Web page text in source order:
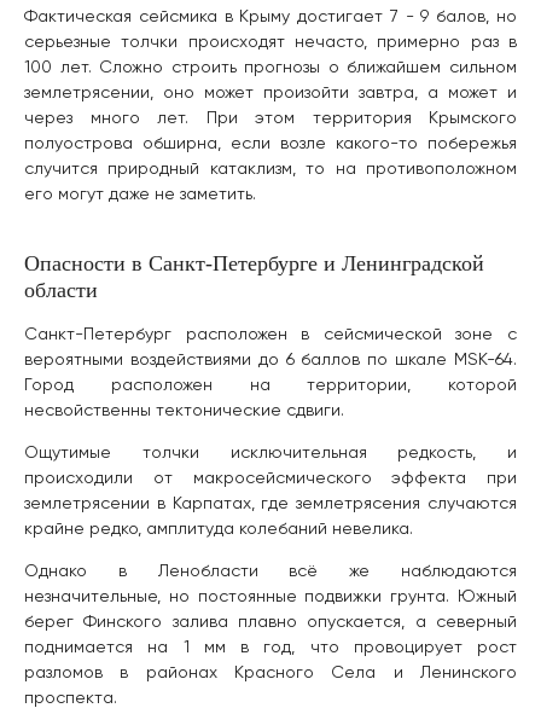
Фактическая сейсмика в Крыму достигает 7 - 9 балов, но
серьезные толчки происходят нечасто, примерно раз в
100 лет. Сложно строить прогнозы о ближайшем сильном
землетрясении, оно может произойти завтра, а может и
через много лет. При этом территория Крымского
полуострова обширна, если возле какого-то побережья
случится природный катаклизм, то на противоположном
его могут даже не заметить.
Опасности в Санкт-Петербурге и Ленинградской
области
Санкт-Петербург расположен в сейсмической зоне с
вероятными воздействиями до 6 баллов по шкале MSK-64.
Город расположен на территории, которой
несвойственны тектонические сдвиги.
Ощутимые толчки исключительная редкость, и
происходили от макросейсмического эффекта при
землетрясении в Карпатах, где землетрясения случаются
крайне редко, амплитуда колебаний невелика.
Однако в Ленобласти всё же наблюдаются
незначительные, но постоянные подвижки грунта. Южный
берег Финского залива плавно опускается, а северный
поднимается на 1 мм в год, что провоцирует рост
разломов в районах Красного Села и Ленинского
проспекта.